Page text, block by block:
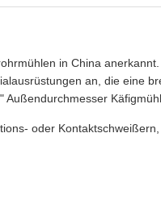
in China
an, die eine
oder Kontaktschweißern,